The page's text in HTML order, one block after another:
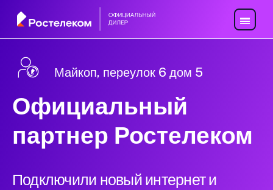
Майкоп, переулок 6 дом 5
Официальный
партнер Ростелеком
Подключили новый интернет и